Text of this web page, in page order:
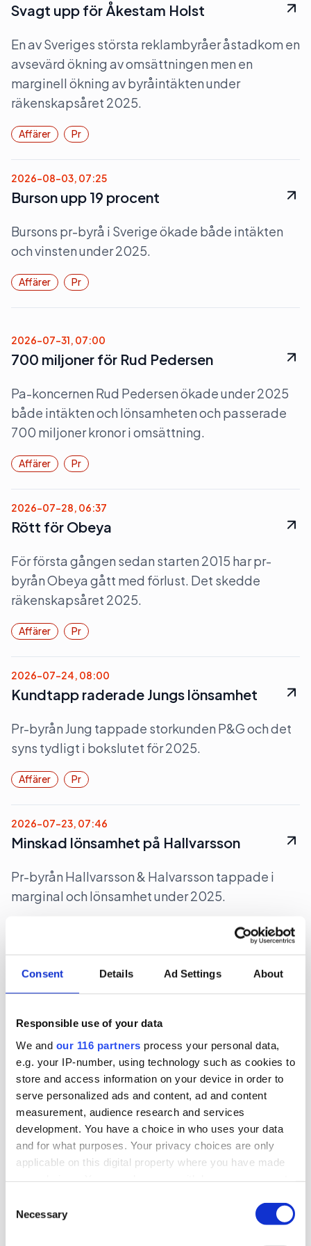
Consent Details Ad Settings About
Responsible use of your data
We and our 116 partners process your personal data,
e.g. your IP-number, using technology such as cookies to
store and access information on your device in order to
serve personalized ads and content, ad and content
measurement, audience research and services
development. You have a choice in who uses your data
and for what purposes. Your privacy choices are only
applicable on this digital property where you have made
the Privacy trigger icon.
Selection
Necessary
Svagt upp för Åkestam Holst
En av Sveriges största reklambyråer åstadkom en
avsevärd ökning av omsättningen men en
marginell ökning av byråintäkten under
räkenskapsåret 2025.
Affärer Pr
2026-08-03, 07:25
Burson upp 19 procent
Bursons pr-byrå i Sverige ökade både intäkten
och vinsten under 2025.
Affärer Pr
2026-07-31, 07:00
700 miljoner för Rud Pedersen
Pa-koncernen Rud Pedersen ökade under 2025
både intäkten och lönsamheten och passerade
700 miljoner kronor i omsättning.
Affärer Pr
2026-07-28, 06:37
Rött för Obeya
För första gången sedan starten 2015 har pr-
byrån Obeya gått med förlust. Det skedde
räkenskapsåret 2025.
Affärer Pr
2026-07-24, 08:00
Kundtapp raderade Jungs lönsamhet
Pr-byrån Jung tappade storkunden P&G och det
syns tydligt i bokslutet för 2025.
Affärer Pr
2026-07-23, 07:46
Minskad lönsamhet på Hallvarsson
Pr-byrån Hallvarsson & Halvarsson tappade i
marginal och lönsamhet under 2025.
Kult PR, en pr-byrå nischad inom kultur, minskade
under sitt senaste räkenskapsår.
2026-07-17, 06:20
Glam drar in miljonbelopp
Den nystartade pr-byrån Glam drog in
miljonbelopp under sitt första, förlängda
räkenskapsår.